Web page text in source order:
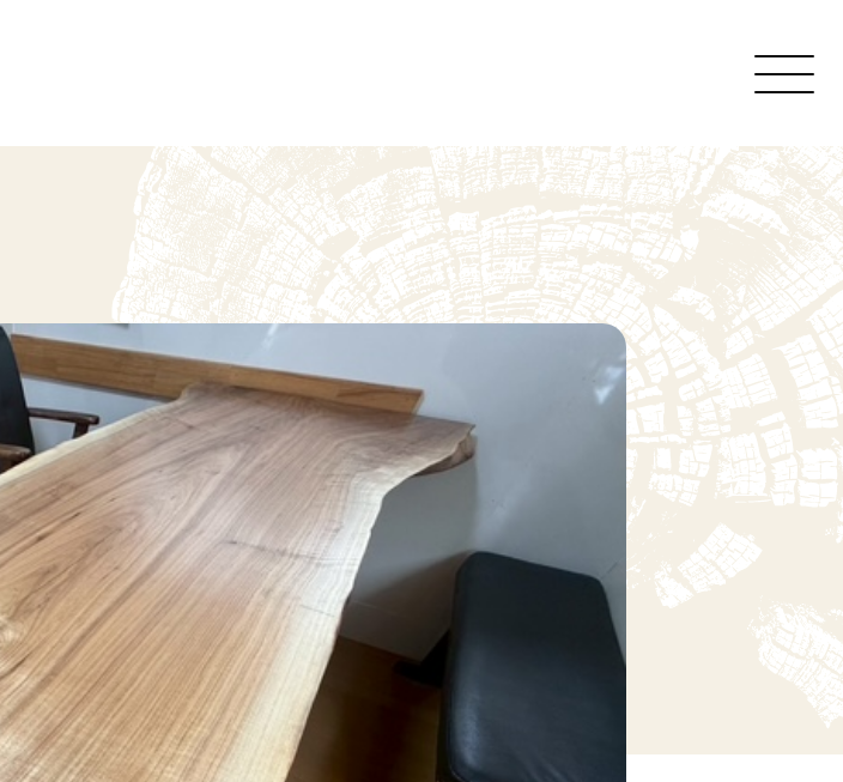
テーブル工房むくの木について
一枚板の紹介
事例紹介
オーダーの流れ
お手入れ方法
店舗・アクセス
お問合せ